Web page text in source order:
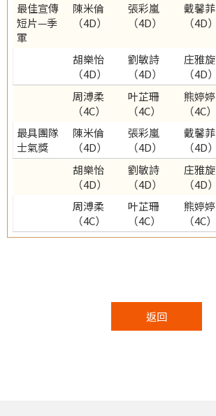
最佳宣傳
短片—季
軍
陳米倫
（4D）
張彩嵐
（4D）
戴馨菲
（4D）
胡樂怡
（4D）
劉敏詩
（4D）
庄雅旋
（4D）
周溥柔
（4C）
叶芷珊
（4C）
熊婷婷
（4C）
最具團隊
士氣獎
陳米倫
（4D）
張彩嵐
（4D）
戴馨菲
（4D）
胡樂怡
（4D）
劉敏詩
（4D）
庄雅旋
（4D）
周溥柔
（4C）
叶芷珊
（4C）
熊婷婷
（4C）
返回